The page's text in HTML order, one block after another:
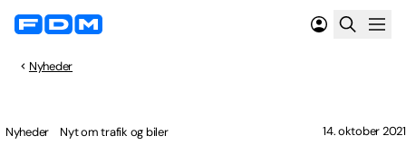
Nyheder
Nyheder Nyt om trafik og biler 14. oktober 2021